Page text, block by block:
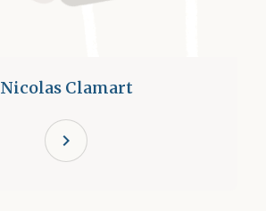
Nicolas Clamart
chevron_right